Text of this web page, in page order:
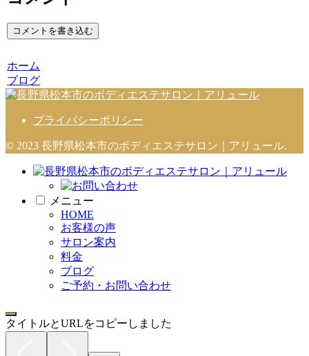
コメントを書き込む
ホーム
ブログ
プライバシーポリシー
© 2023 長野県松本市のボディエステサロン｜アリュール.
メニュー
HOME
お客様の声
サロン案内
料金
ブログ
ご予約・お問い合わせ
タイトルとURLをコピーしました